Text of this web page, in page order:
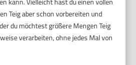
Teig aber schon vorbereiten und
du möchtest größere Mengen Teig
verarbeiten, ohne jedes Mal von